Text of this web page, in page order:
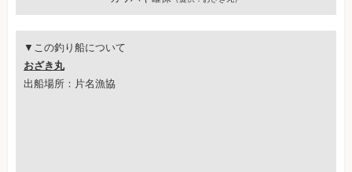
▼この釣り船について
おざき丸
出船場所：片名漁協